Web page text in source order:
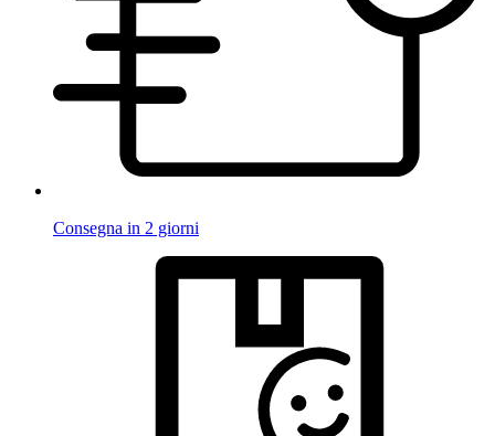
Consegna in 2 giorni